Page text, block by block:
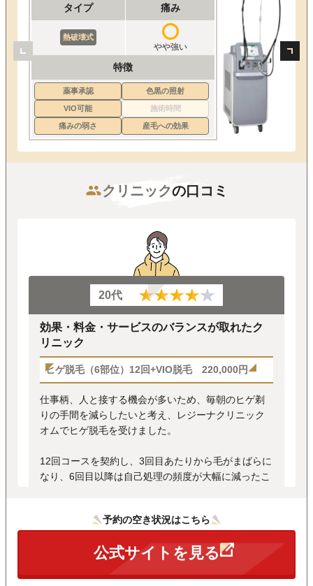
タイプ 痛み
熱破壊式
やや強い
特徴
薬事承認 色黒の照射
VIO可能 施術時間
痛みの弱さ 産毛への効果
クリニックの口コミ
20代
効果・料金・サービスのバランスが取れたク
リニック
ヒゲ脱毛（6部位）12回+VIO脱毛 220,000円
仕事柄、人と接する機会が多いため、毎朝のヒゲ剃
りの手間を減らしたいと考え、レジーナクリニック
オムでヒゲ脱毛を受けました。
12回コースを契約し、3回目あたりから毛がまばらに
なり、6回目以降は自己処理の頻度が大幅に減ったこ
このクリニックの特に良かった点はプランによりま
医療脱毛は痛みが強いと聞いていましたが、麻酔を
予約の空き状況はこちら
公式サイトを見る